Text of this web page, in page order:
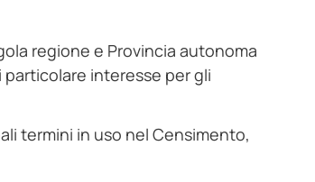
regione e Provincia autonoma
interesse per gli
termini in uso nel Censimento,